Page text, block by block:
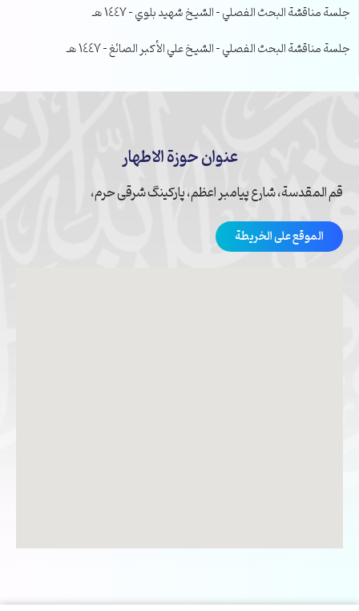
جلسة مناقشة البحث الفصلي – الشيخ شهيد بلوي – 1447 هـ
جلسة مناقشة البحث الفصلي – الشيخ علي الأكبر الصائغ – 1447 هـ
عنوان حوزة الاطهار
قم المقدسة، شارع پیامبر اعظم، پارکینگ شرقی حرم،
الموقع على الخريطة